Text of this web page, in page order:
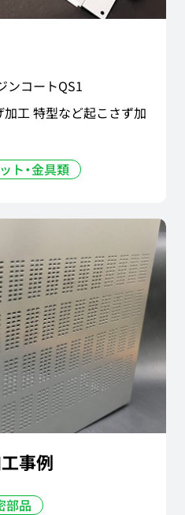
ンコートQS1
加工 特型など起こさず加
ト・金具類
事例
部品